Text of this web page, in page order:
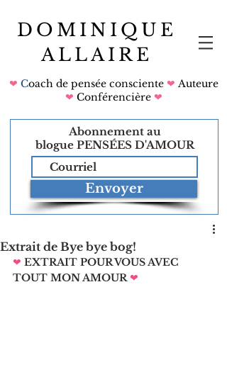
DOMINIQUE
ALLAIRE
❤ Coach de pensée consciente ❤ Auteure
❤ Conférencière ❤
Abonnement au
blogue PENSÉES D'AMOUR
Envoyer
Extrait de Bye bye bog!
❤ EXTRAIT POUR VOUS AVEC
TOUT MON AMOUR ❤